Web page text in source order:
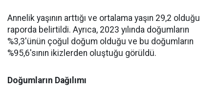
Annelik yaşının arttığı ve ortalama yaşın 29,2 olduğu
raporda belirtildi. Ayrıca, 2023 yılında doğumların
%3,3'ünün çoğul doğum olduğu ve bu doğumların
%95,6'sının ikizlerden oluştuğu görüldü.
Doğumların Dağılımı